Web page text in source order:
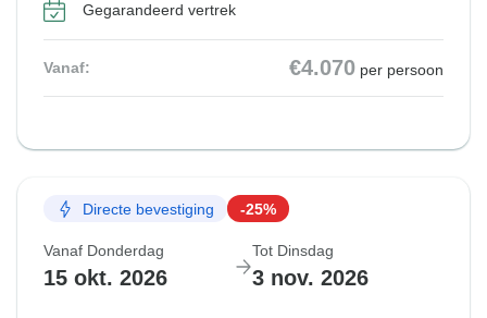
Gegarandeerd vertrek
Vanaf: €4.070 per persoon
Directe bevestiging -25%
Vanaf Donderdag
15 okt. 2026
Tot Dinsdag
3 nov. 2026